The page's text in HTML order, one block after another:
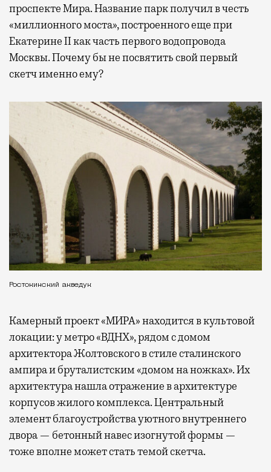
проспекте Мира. Название парк получил в честь
«миллионного моста», построенного еще при
Екатерине II как часть первого водопровода
Москвы. Почему бы не посвятить свой первый
скетч именно ему?
Ростокинский акведук
Камерный проект «МИРА» находится в культовой
локации: у метро «ВДНХ», рядом с домом
архитектора Жолтовского в стиле сталинского
ампира и бруталистским «домом на ножках». Их
архитектура нашла отражение в архитектуре
корпусов жилого комплекса. Центральный
элемент благоустройства уютного внутреннего
двора — бетонный навес изогнутой формы —
тоже вполне может стать темой скетча.